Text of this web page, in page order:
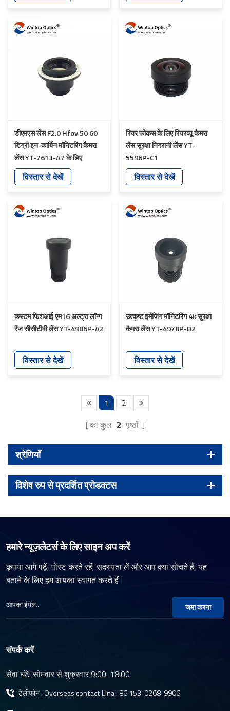
डीएमएस लेंस F2.0 Hfov 50 60
डिग्री इन-कार्बिन मॉनिटरिंग कैमरा
लेंस YT-7613-A7 के लिए
विस्तार से देखें
रियर फोकस के लिए रियरव्यू कैमरा
लेंस सुरक्षा निगरानी लेंस YT-
5596P-C1
विस्तार से देखें
कस्टम फिशआई एम16 अल्ट्रा लॉन्ग
रेंज सीसीटीवी लेंस YT-4986P-A2
विस्तार से देखें
उत्कृष्ट इमेजिंग मॉनिटरिंग 4k सुरक्षा
कैमरा लेंस YT-4978P-B2
विस्तार से देखें
1
2
का कुल 2 पृष्ठों
श्रेणियाँ
विशेष रुप से प्रदर्शित प्रोडक्टस
हमारे न्यूज़लेटर्स के लिए साइन अप करें
कृपया आगे पढ़ें, पोस्ट करते रहें, सदस्यता लें और आप क्या सोचते हैं, यह
बताने के लिए हम आपका स्वागत करते हैं।
जमा करना
संपर्क करें
सेवा घंटे: सोमवार से शुक्रवार 9:00-18:00
टेलीफोन : Overseas contact Lina : 86 153-0268-9906